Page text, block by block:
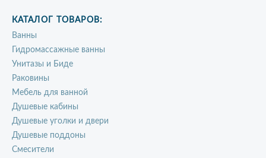
КАТАЛОГ ТОВАРОВ:
Ванны
Гидромассажные ванны
Унитазы и Биде
Раковины
Мебель для ванной
Душевые кабины
Душевые уголки и двери
Душевые поддоны
Смесители